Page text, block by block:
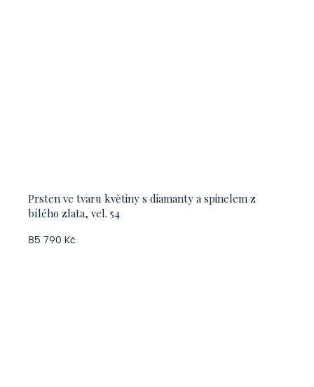
Prsten ve tvaru květiny s diamanty a spinelem z
bílého zlata, vel. 54
85 790 Kč